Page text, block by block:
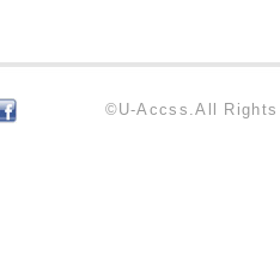
©U-Accss.All Rights